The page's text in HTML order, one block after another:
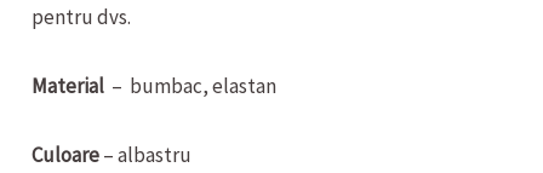
pentru dvs.
Material – bumbac, elastan
Culoare– albastru